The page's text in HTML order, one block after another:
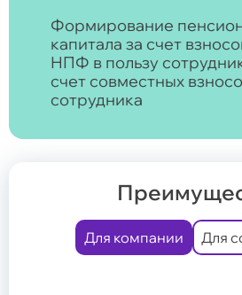
Общие сведения
Негосударственное
Программа долгосрочных
Обязательное пенсионное
Задать вопрос
Общие сведения
Надежность
Документы Фонда
Законодательство
Формирование
капитала за счет
НПФ в пользу
счет совместных
сотрудника
Для компании Для